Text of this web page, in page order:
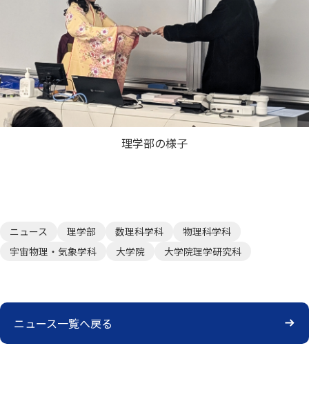
理学部の様子
ニュース 理学部 数理科学科
物理科学科
宇宙物理・気象学科
大学院 大学院理学研究科
ニュース一覧へ戻る